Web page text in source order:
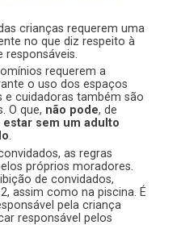
crianças requerem uma
no que diz respeito à
requerem a
o uso dos espaços
e cuidadoras também são
O que, não pode, de
estar sem um adulto
as regras
próprios moradores.
de convidados,
assim como na piscina. É
pela criança
responsável pelos